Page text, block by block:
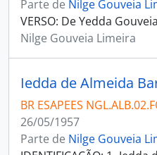
Parte de Nilge Gouveia
VERSO: De Yedda
Nilge Gouveia Limeira
BR ESAPEES
26/05/1957
Parte de Nilge Gouveia